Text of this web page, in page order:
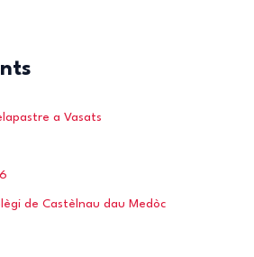
a Vasats
de Castèlnau dau Medòc